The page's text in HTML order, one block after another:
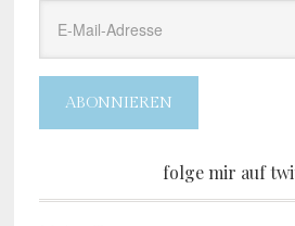
ABONNIEREN
folge mir auf